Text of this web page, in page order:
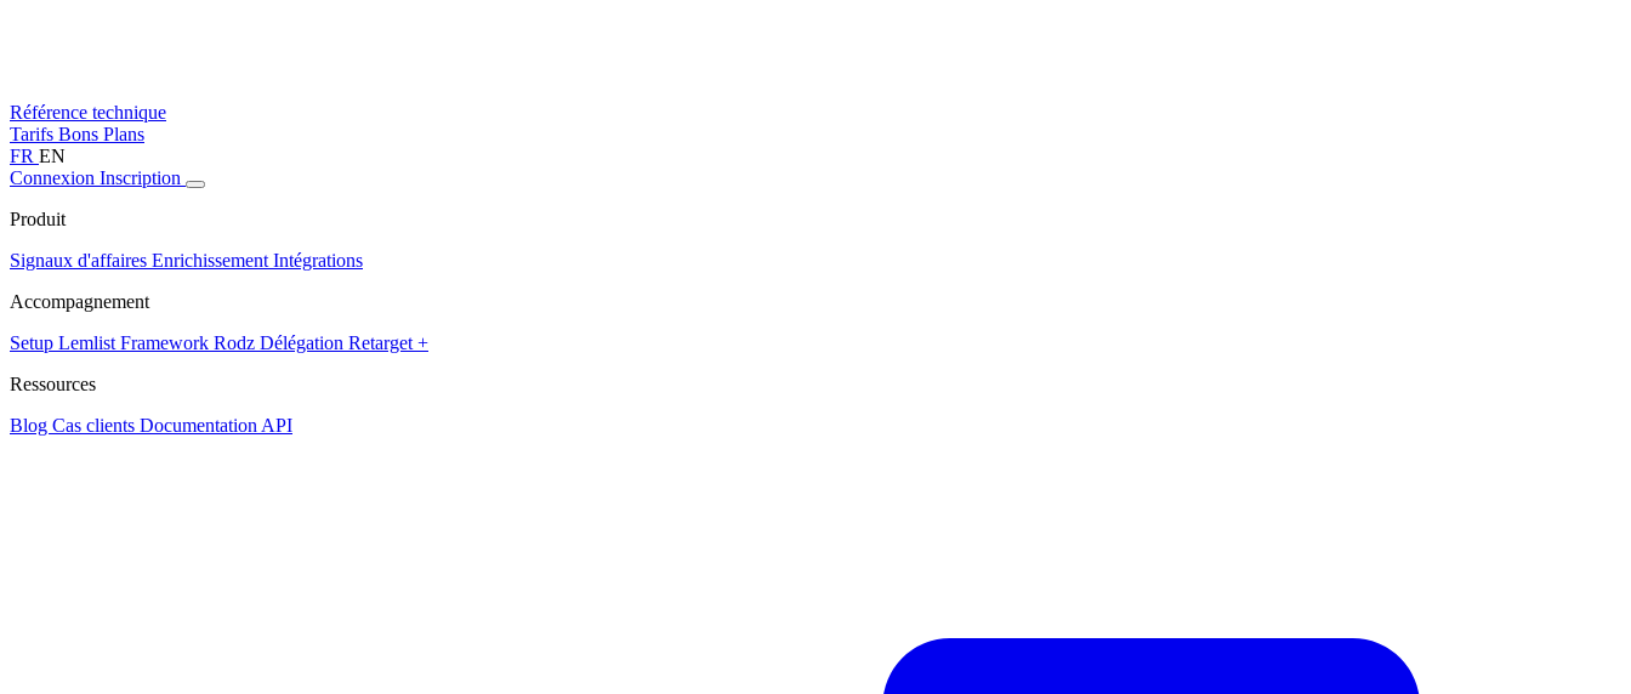
Référence technique
Tarifs Bons Plans
FR EN
Connexion Inscription
Produit
Signaux d'affaires Enrichissement Intégrations
Accompagnement
Setup Lemlist Framework Rodz Délégation Retarget +
Ressources
Blog Cas clients Documentation API